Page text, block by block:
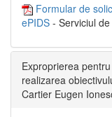
Formular de
ePIDS - Serviciul
Exproprierea
realizarea
Cartier Eugen